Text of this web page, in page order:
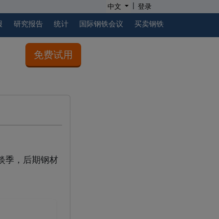
中文 | 登录
研究报告 统计 国际钢铁会议 买卖钢铁
免费试用
季，后期钢材